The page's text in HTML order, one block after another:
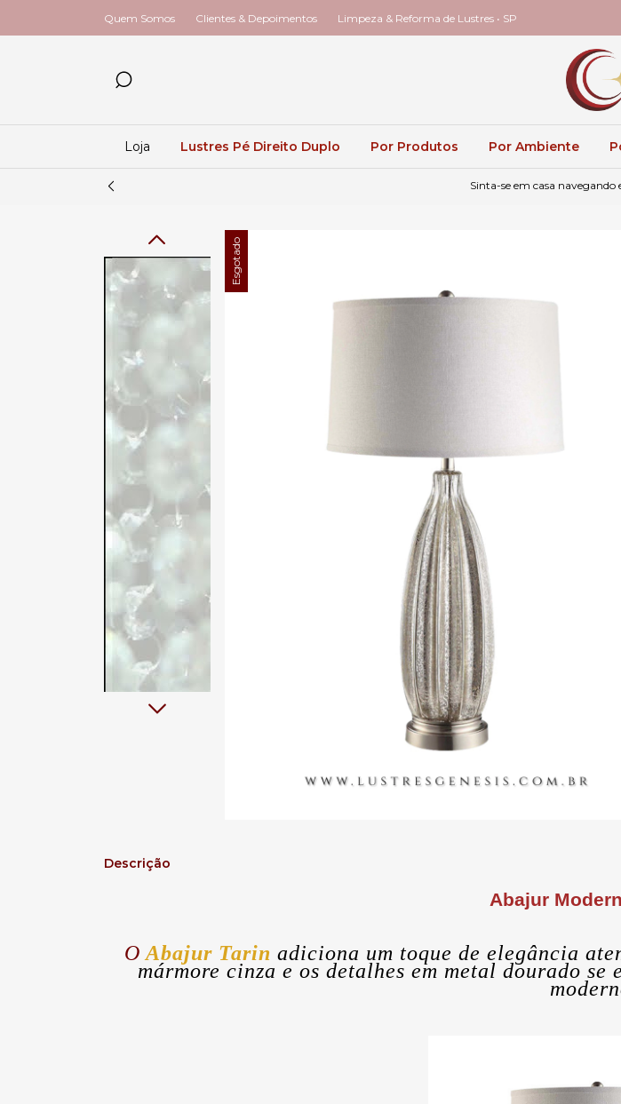
Quem Somos Clientes & Depoimentos Limpeza & Reforma de Lustres • SP
Loja Lustres Pé Direito Duplo Por Produtos Por Ambiente
Sinta-se em casa navegando
Esgotado
Descrição
Abajur
OAbajur Tarin adiciona um toque de elegância
mármore cinza e os detalhes em metal dourado